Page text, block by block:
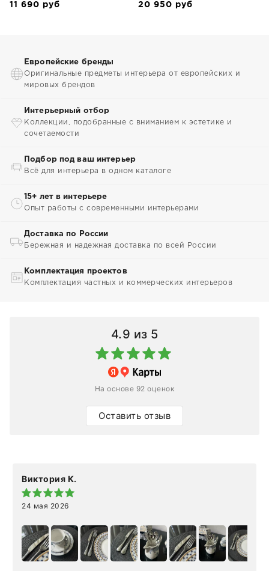
11 690 руб 20 950 руб
Европейские бренды
Оригинальные предметы интерьера от европейских и
мировых брендов
Интерьерный отбор
Коллекции, подобранные с вниманием к эстетике и
сочетаемости
Подбор под ваш интерьер
Всё для интерьера в одном каталоге
15+ лет в интерьере
Опыт работы с современными интерьерами
Доставка по России
Бережная и надежная доставка по всей России
Комплектация проектов
Комплектация частных и коммерческих интерьеров
4.9 из 5
На основе 92 оценок
Оставить отзыв
Виктория К.
24 мая 2026